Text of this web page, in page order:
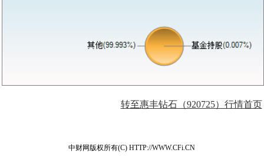
转至惠丰钻石（920725）行情首页
中财网版权所有(C) HTTP://WWW.CFi.CN